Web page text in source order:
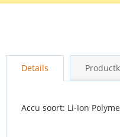
naar
Details
Accu soort: Li-Ion